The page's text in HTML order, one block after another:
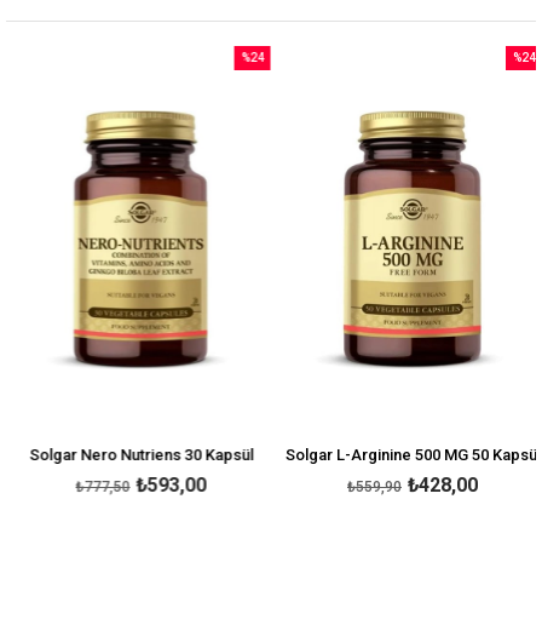
Solgar Nero Nutriens 30 Kapsül
₺593,00
₺777,50
%24
Solgar L-Arginine 500 MG 50 Kapsül
₺428,00
₺559,90
%24